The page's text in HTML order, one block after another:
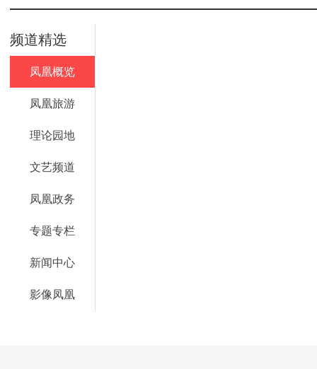
频道精选
凤凰概览
凤凰旅游
理论园地
文艺频道
凤凰政务
专题专栏
新闻中心
影像凤凰